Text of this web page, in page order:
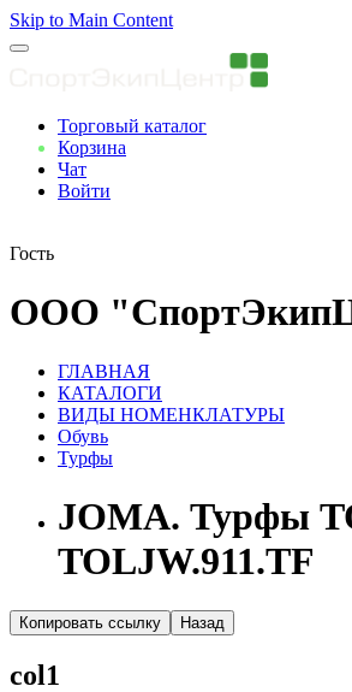
Skip to Main Content
Торговый каталог
Корзина
Чат
Войти
Гость
ООО
ГЛАВНАЯ
КАТАЛОГИ
ВИДЫ НОМЕНКЛАТУРЫ
Обувь
Турфы
JOMA. Турфы
TOLJW.911.TF
Копировать ссылку Назад
col1